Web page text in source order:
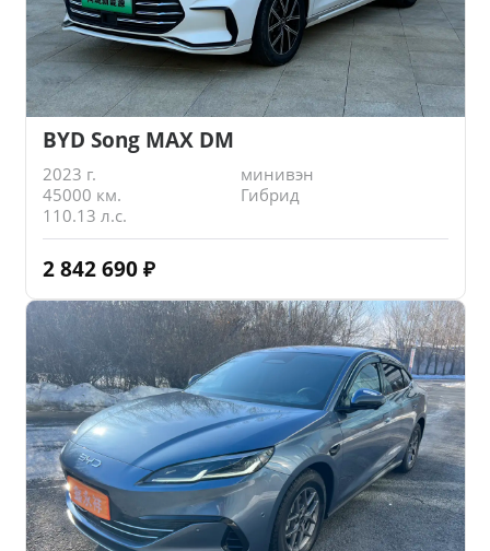
BYD Song MAX DM
2023 г.
минивэн
45000 км.
Гибрид
110.13 л.с.
2 842 690 ₽